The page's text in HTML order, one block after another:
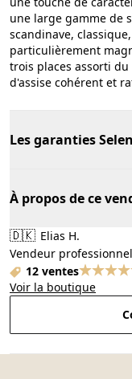
une large gamme de
scandinave,
particulièrement
trois places assorti
d'assise cohérent et
Les garanties
À propos de ce
🇩🇰 Elias H.
Vendeur professionnel
12 ventes
Voir la boutique